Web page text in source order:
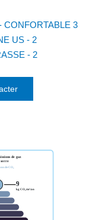
CONFORTABLE 3
US - 2
- 2